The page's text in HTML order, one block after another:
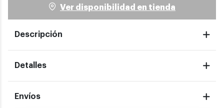
Ver disponibilidad en tienda
Descripción
Detalles
Envíos